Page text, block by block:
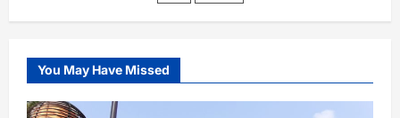
แห่ง
เปอร์เซีย
อิหร่าน
You May Have Missed